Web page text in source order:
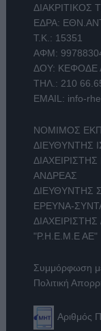
ΔΙΑΚΡΙΤΙΚΟΣ
ΕΔΡΑ:
Τ.Κ.: 15351
ΑΦΜ:
ΔΟΥ: ΚΕΦΟΔΕ
ΤΗΛ.: 210
EMAIL: info-
ΝΟΜΙΜΟΣ
ΔΙΕΥΘΥΝΤΗΣ
ΑΝΔΡΕΑΣ
ΔΙΕΥΘΥΝΤΗΣ
ΕΡΕΥΝΑ-
"Ρ.Η.Ε.Μ.Ε ΑΕ"
Συμμόρφωση
Πολιτική
Αριθμός